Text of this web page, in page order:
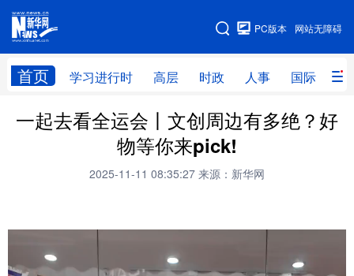
网站无障碍
PC版本
首页 学习进行时 高层 时政 人事 国际 财
网站地图
学习进行时 高层 时政 人事
财经 网评
全球连线
文化
一起去看全运会丨文创周边有多绝？好
物等你来pick!
2025-11-11 08:35:27 来源：新华网